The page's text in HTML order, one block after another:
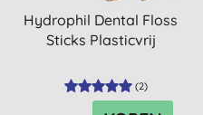
Hydrophil Dental Floss
Sticks Plasticvrij
(2)